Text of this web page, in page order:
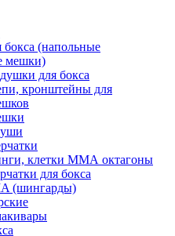
(напольные
мешки)
для бокса
кронштейны для
клетки ММА октагоны
для бокса
(шингарды)